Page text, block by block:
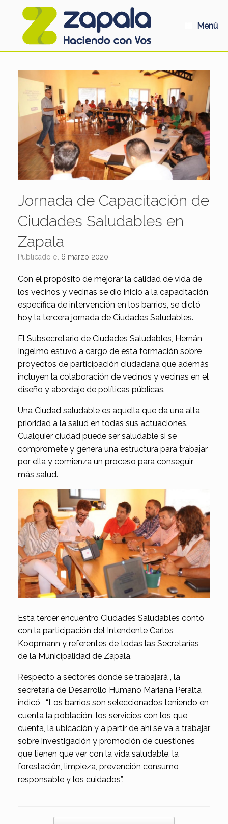
Menú
Jornada de Capacitación de
Ciudades Saludables en
Zapala
Publicado el 6 marzo 2020
Con el propósito de mejorar la calidad de vida de
los vecinos y vecinas se dio inicio a la capacitación
específica de intervención en los barrios, se dictó
hoy la tercera jornada de Ciudades Saludables.
El Subsecretario de Ciudades Saludables, Hernán
Ingelmo estuvo a cargo de esta formación sobre
proyectos de participación ciudadana que además
incluyen la colaboración de vecinos y vecinas en el
diseño y abordaje de políticas públicas.
Una Ciudad saludable es aquella que da una alta
prioridad a la salud en todas sus actuaciones.
Cualquier ciudad puede ser saludable si se
compromete y genera una estructura para trabajar
por ella y comienza un proceso para conseguir
más salud.
Esta tercer encuentro Ciudades Saludables contó
con la participación del Intendente Carlos
Koopmann y referentes de todas las Secretarías
de la Municipalidad de Zapala.
Respecto a sectores donde se trabajará , la
secretaria de Desarrollo Humano Mariana Peralta
indicó , “Los barrios son seleccionados teniendo en
cuenta la población, los servicios con los que
cuenta, la ubicación y a partir de ahí se va a trabajar
sobre investigación y promoción de cuestiones
que tienen que ver con la vida saludable, la
forestación, limpieza, prevención consumo
responsable y los cuidados”.